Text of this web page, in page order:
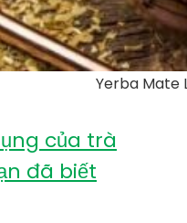
Yerba Mate
của trà
đã biết